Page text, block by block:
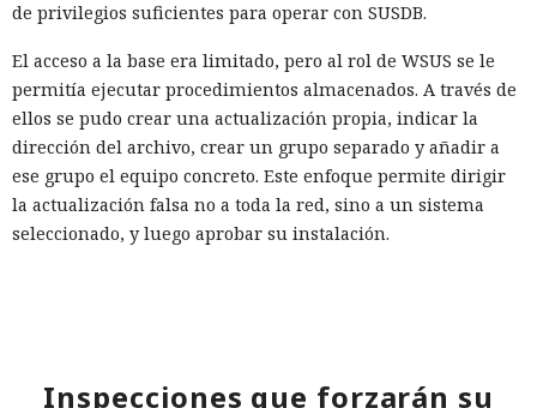
de privilegios suficientes para operar con SUSDB.
El acceso a la base era limitado, pero al rol de WSUS se le
permitía ejecutar procedimientos almacenados. A través de
ellos se pudo crear una actualización propia, indicar la
dirección del archivo, crear un grupo separado y añadir a
ese grupo el equipo concreto. Este enfoque permite dirigir
la actualización falsa no a toda la red, sino a un sistema
seleccionado, y luego aprobar su instalación.
excepción en la lógica de comprobación. Para archivos con
Inspecciones que forzarán su